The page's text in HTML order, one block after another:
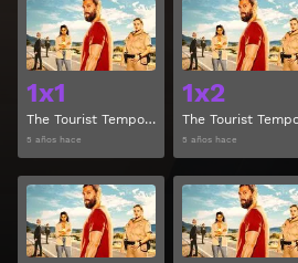
1x1
The Tourist Temporada 1 Capitulo 1
5 años hace
Ver
1x2
5 años hace
Ver